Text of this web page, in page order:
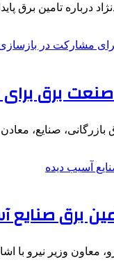
درباره تامین برق
برق
بازرگانی، صنایع،
برق
معاون وزیر نیرو